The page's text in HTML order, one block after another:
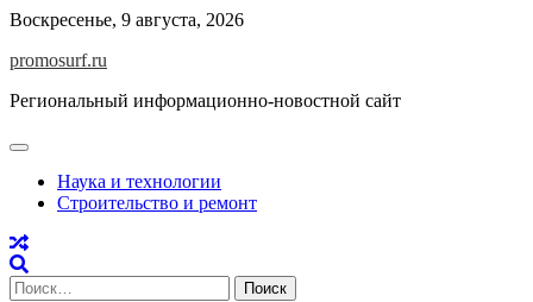
Skip
content
Воскресенье, 9 августа, 2026
promosurf.ru
Региональный информационно-новостной сайт
Наука и технологии
Строительство и ремонт
Найти: